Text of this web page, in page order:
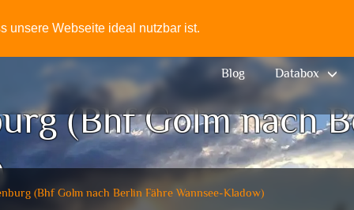
unsere Webseite ideal nutzbar ist.
Blog Databox
(Bhf Golm nach
(Bhf Golm nach Berlin Fähre Wannsee-Kladow)